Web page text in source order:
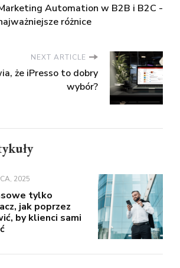
Automation w B2B i B2C -
różnice
NEXT ARTICLE
że iPresso to dobry
wybór?
2025
tylko
jak poprzez
by klienci sami